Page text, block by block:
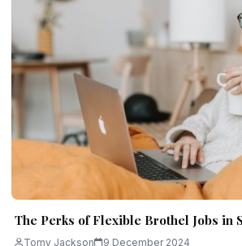
The Perks of Flexible Brothel Jobs in
Tomy Jackson 9 December 2024